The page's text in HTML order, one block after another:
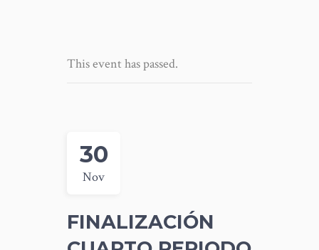
This event has passed.
30
Nov
FINALIZACIÓN